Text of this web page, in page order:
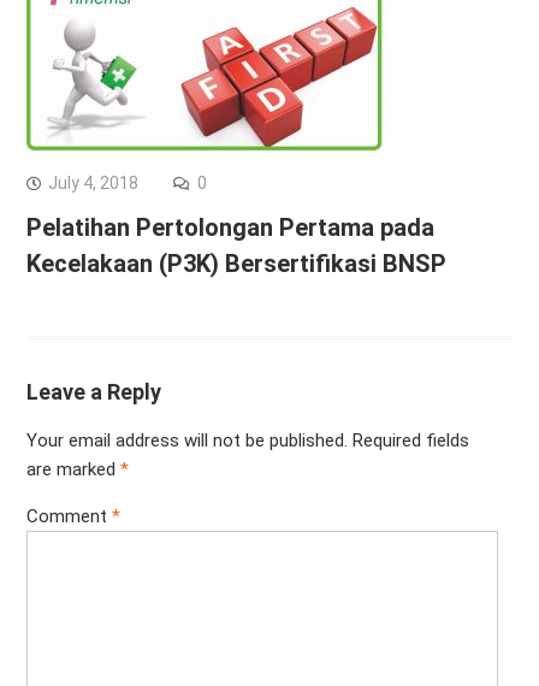
July 4, 2018 0
Pelatihan Pertolongan Pertama pada
Kecelakaan (P3K) Bersertifikasi BNSP
Leave a Reply
Your email address will not be published. Required fields
are marked *
Comment *